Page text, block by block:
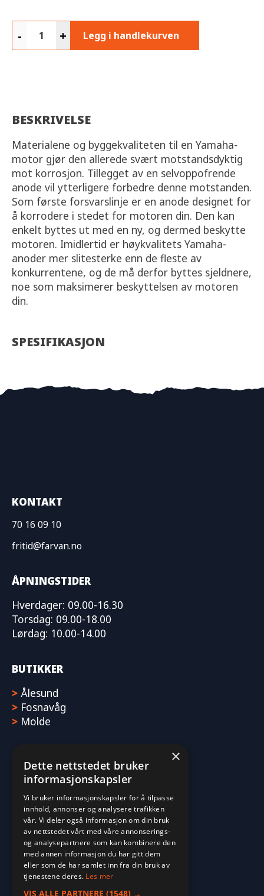
- + Legg i handlekurven
BESKRIVELSE
Materialene og byggekvaliteten til en Yamaha-
motor gjør den allerede svært motstandsdyktig
mot korrosjon. Tillegget av en selvoppofrende
anode vil ytterligere forbedre denne motstanden.
Som første forsvarslinje er en anode designet for
å korrodere i stedet for motoren din. Den kan
enkelt byttes ut med en ny, og dermed beskytte
motoren. Imidlertid er høykvalitets Yamaha-
anoder mer slitesterke enn de fleste av
konkurrentene, og de må derfor byttes sjeldnere,
noe som maksimerer beskyttelsen av motoren
din.
SPESIFIKASJON
KONTAKT
70 16 09 10
fritid@farvan.no
ÅPNINGSTIDER
Hverdager: 09.00-16.30
Torsdag: 09.00-18.00
Lørdag: 10.00-14.00
BUTIKKER
> Ålesund
> Fosnavåg
> Molde
×
Dette nettstedet bruker
informasjonskapsler
Vi bruker informasjonskapsler for å tilpasse
innhold, annonser og analysere trafikken
vår. Vi deler også informasjon om din bruk
av nettstedet vårt med våre annonserings-
og analysepartnere som kan kombinere den
med annen informasjon du har gitt dem
eller som de har samlet inn fra din bruk av
tjenestene deres. Les mer
VIS ALLE PARTNERE (1548) →